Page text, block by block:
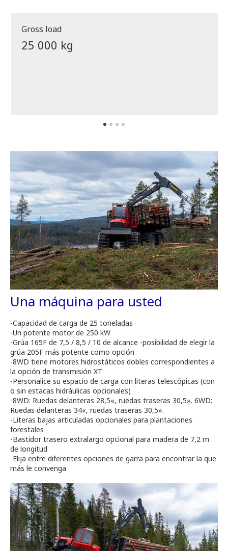
Gross load
25 000 kg
Una máquina para usted
-Capacidad de carga de 25 toneladas
-Un potente motor de 250 kW
-Grúa 165F de 7,5 / 8,5 / 10 de alcance -posibilidad de elegir la
grúa 205F más potente como opción
-8WD tiene motores hidrostáticos dobles correspondientes a
la opción de transmisión XT
-Personalice su espacio de carga con literas telescópicas (con
o sin estacas hidráulicas opcionales)
-8WD: Ruedas delanteras 28,5«, ruedas traseras 30,5». 6WD:
Ruedas delanteras 34«, ruedas traseras 30,5».
-Literas bajas articuladas opcionales para plantaciones
forestales
-Bastidor trasero extralargo opcional para madera de 7,2 m
de longitud
-Elija entre diferentes opciones de garra para encontrar la que
más le convenga